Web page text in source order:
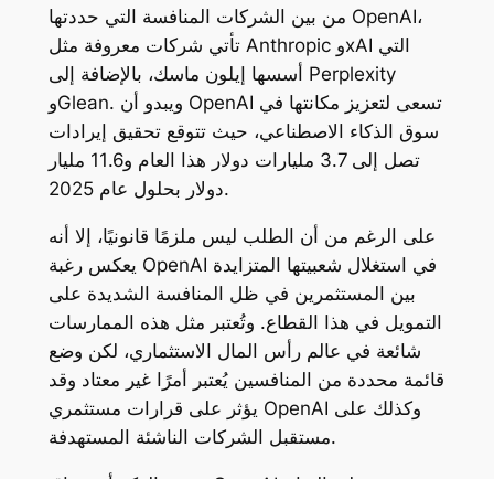
من بين الشركات المنافسة التي حددتها OpenAI،
تأتي شركات معروفة مثل Anthropic وxAI التي
أسسها إيلون ماسك، بالإضافة إلى Perplexity
وGlean. ويبدو أن OpenAI تسعى لتعزيز مكانتها في
سوق الذكاء الاصطناعي، حيث تتوقع تحقيق إيرادات
تصل إلى 3.7 مليارات دولار هذا العام و11.6 مليار
دولار بحلول عام 2025.
على الرغم من أن الطلب ليس ملزمًا قانونيًا، إلا أنه
يعكس رغبة OpenAI في استغلال شعبيتها المتزايدة
بين المستثمرين في ظل المنافسة الشديدة على
التمويل في هذا القطاع. وتُعتبر مثل هذه الممارسات
شائعة في عالم رأس المال الاستثماري، لكن وضع
قائمة محددة من المنافسين يُعتبر أمرًا غير معتاد وقد
يؤثر على قرارات مستثمري OpenAI وكذلك على
مستقبل الشركات الناشئة المستهدفة.